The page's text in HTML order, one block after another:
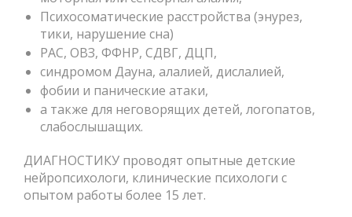
Психосоматические расстройства (энурез,
тики, нарушение сна)
РАС, ОВЗ, ФФНР, СДВГ, ДЦП,
синдромом Дауна, алалией, дислалией,
фобии и панические атаки,
а также для неговорящих детей, логопатов,
слабослышащих.
ДИАГНОСТИКУ проводят опытные детские
нейропсихологи, клинические психологи с
опытом работы более 15 лет.